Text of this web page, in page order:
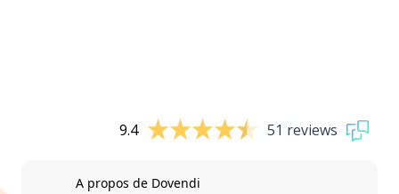
9.4 51 reviews
A propos de Dovendi